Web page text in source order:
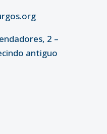
2 –
antiguo